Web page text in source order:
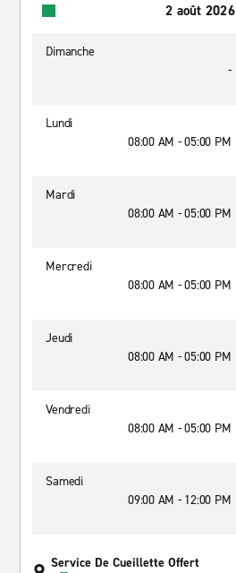
2 août 2026
Dimanche
-
Lundi
08:00 AM - 05:00 PM
Mardi
08:00 AM - 05:00 PM
Mercredi
08:00 AM - 05:00 PM
Jeudi
08:00 AM - 05:00 PM
Vendredi
08:00 AM - 05:00 PM
Samedi
09:00 AM - 12:00 PM
Service De Cueillette Offert